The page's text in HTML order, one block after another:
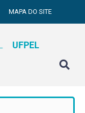
MAPA DO SITE
UFPEL